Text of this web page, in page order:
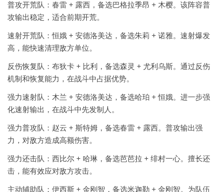
普攻开荒队：春雷 + 露西，备选巴格拉季昂 + 木樱。该阵容普
攻输出稳定，适合前期开荒。
速射开荒队：恒娥 + 安德洛美达，备选朱莉 + 诺雅。速射爆发
高，能快速清理敌方单位。
反伤恢复队：布狄卡 + 比利，备选森灵 + 尤利乌斯。通过反伤
机制和恢复能力，在战斗中占据优势。
强力速射队：木兰 + 安德洛美达，备选哈珀 + 恒娥。进一步强
化速射输出，在战斗中先发制人。
强力普攻队：赵云 + 斯特姆，备选春雷 + 露西。普攻输出强
力，对敌方造成高额伤害。
强力还击队：西比尔 + 哈琳，备选芭芭拉 + 绯村一心。擅长还
击，能有效应对敌方攻击。
主动辅助队：伊西斯 + 金刚智，备选米迦勒 + 金刚智。为队伍